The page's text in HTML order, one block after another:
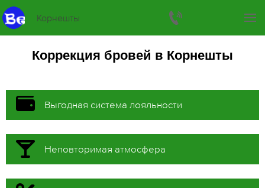
Корнешты
Коррекция бровей в Корнешты
Выгодная система лояльности
Неповторимая атмосфера